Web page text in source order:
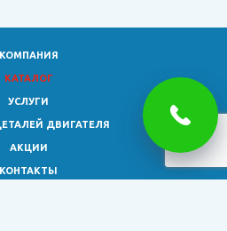
КОМПАНИЯ
КАТАЛОГ
УСЛУГИ
ДВИГАТЕЛЯ
АКЦИИ
КОНТАКТЫ